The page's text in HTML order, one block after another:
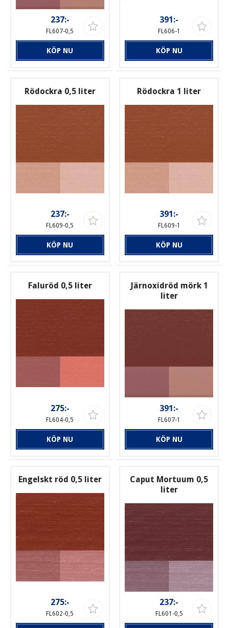
237:-
FL607-0,5
KÖP NU
391:-
FL606-1
KÖP NU
Rödockra 0,5 liter
237:-
FL609-0,5
KÖP NU
Rödockra 1 liter
391:-
FL609-1
KÖP NU
Faluröd 0,5 liter
275:-
FL604-0,5
KÖP NU
Järnoxidröd mörk 1
liter
391:-
FL607-1
KÖP NU
Engelskt röd 0,5 liter
275:-
FL602-0,5
Caput Mortuum 0,5
liter
237:-
FL601-0,5